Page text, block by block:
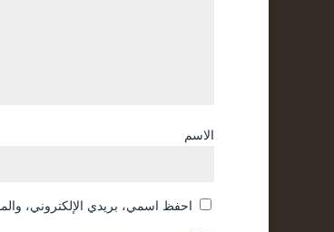
الاسم
احفظ اسمي، بريدي الإلكتروني،